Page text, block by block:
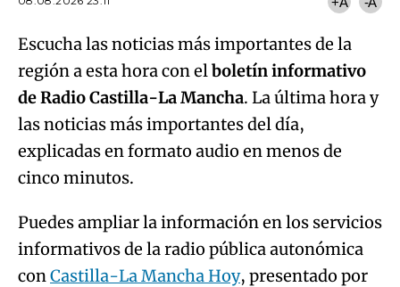
Escucha las noticias más importantes de la
región a esta hora con elboletín informativo
de Radio Castilla-La Mancha. La última hora y
las noticias más importantes del día,
explicadas en formato audio en menos de
cinco minutos.
Puedes ampliar la información en los servicios
informativos de la radio pública autonómica
conCastilla-La Mancha Hoy, presentado por